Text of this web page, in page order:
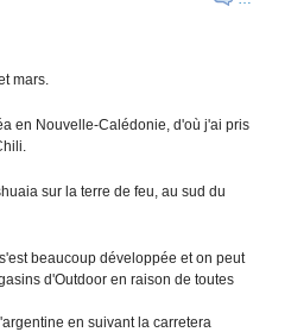
mars.
en Nouvelle-Calédonie, d'où j'ai pris
sur la terre de feu, au sud du
beaucoup développée et on peut
d'Outdoor en raison de toutes
en suivant la carretera